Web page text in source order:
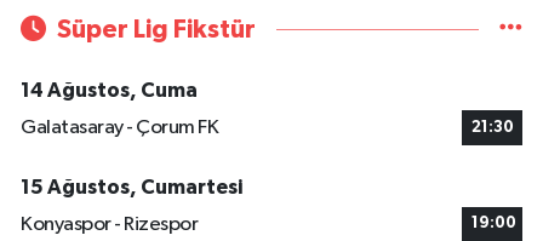
Süper Lig Fikstür
14 Ağustos, Cuma
Galatasaray - Çorum FK
21:30
15 Ağustos, Cumartesi
Konyaspor - Rizespor
19:00